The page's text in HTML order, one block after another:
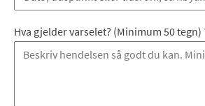
Hva gjelder varselet? (Minimum 50 tegn)